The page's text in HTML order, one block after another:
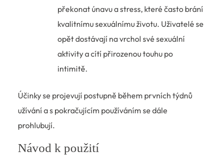
překonat únavu a stress, které často brání
kvalitnímu sexuálnímu životu. Uživatelé se
opět dostávají na vrchol své sexuální
aktivity a cítí přirozenou touhu po
intimitě.
Účinky se projevují postupně během prvních týdnů
užívání a s pokračujícím používáním se dále
prohlubují.
Návod k použití